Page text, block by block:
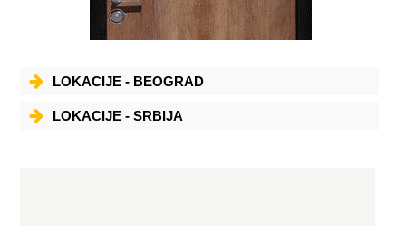
LOKACIJE - BEOGRAD
LOKACIJE - SRBIJA